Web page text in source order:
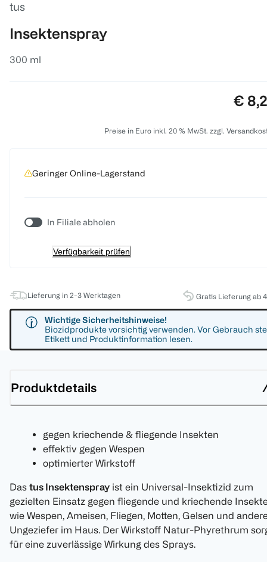
tus
Insektenspray
300 ml
€
Preise in Euro inkl. 20 % MwSt. zzgl.
Geringer Online-Lagerstand
In Filiale abholen
Verfügbarkeit prüfen
Lieferung in 2-3 Werktagen Gratis Lieferung ab
Wichtige Sicherheitshinweise!
Biozidprodukte vorsichtig verwenden. Vor Gebrauch
Etikett und Produktinformation lesen.
Produktdetails
gegen kriechende & fliegende Insekten
effektiv gegen Wespen
optimierter Wirkstoff
Das tus Insektenspray ist ein Universal-Insektizid zum
gezielten Einsatz gegen fliegende und kriechende
wie Wespen, Ameisen, Fliegen, Motten, Gelsen und
Ungeziefer im Haus. Der Wirkstoff Natur-Phyrethrum
für eine zuverlässige Wirkung des Sprays.